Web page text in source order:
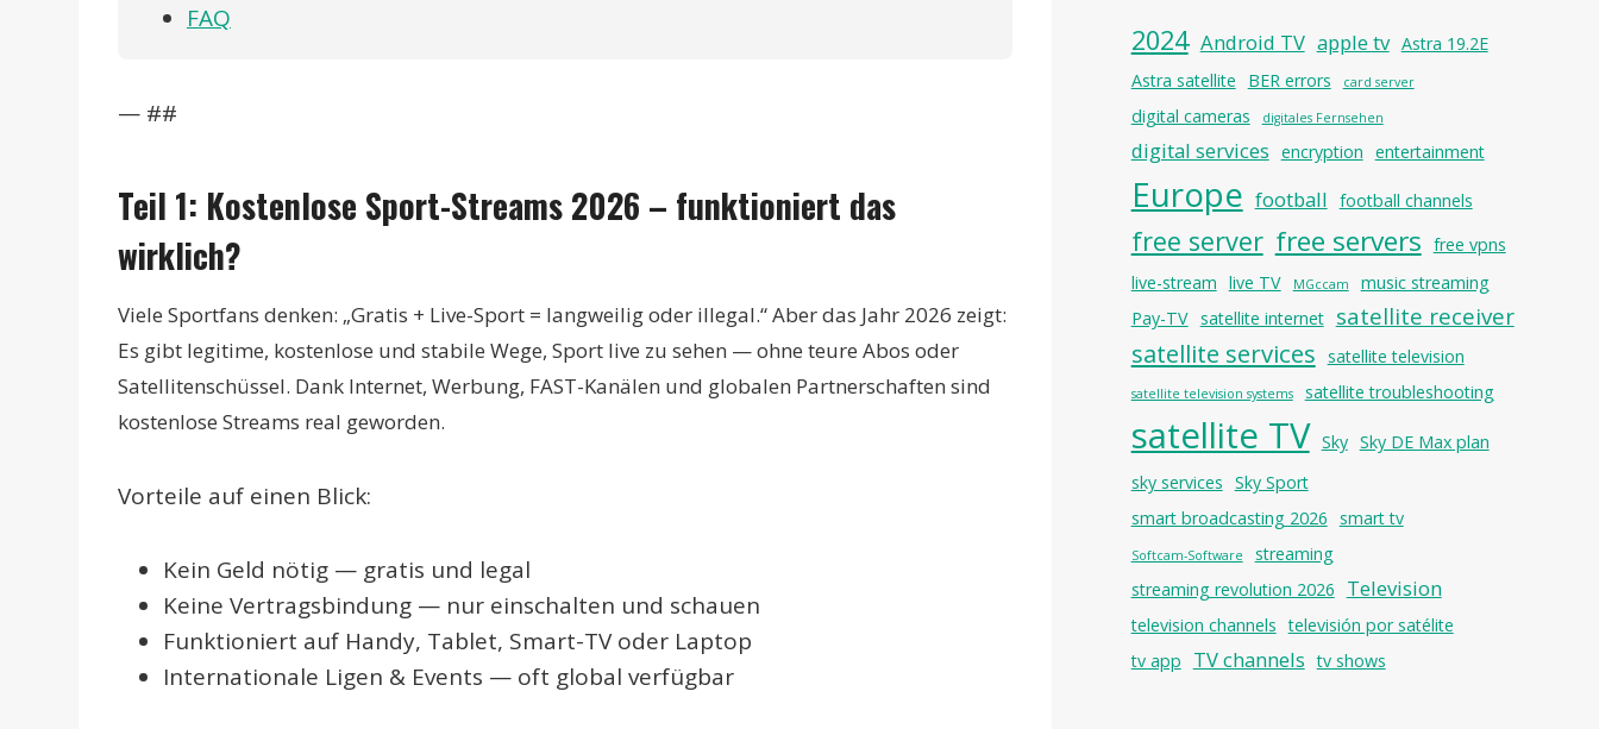
FAQ
— ##
Teil 1: Kostenlose Sport-Streams 2026 – funktioniert das
wirklich?
Viele Sportfans denken: „Gratis + Live-Sport = langweilig oder illegal.“ Aber das Jahr 2026 zeigt:
Es gibt legitime, kostenlose und stabile Wege, Sport live zu sehen — ohne teure Abos oder
Satellitenschüssel. Dank Internet, Werbung, FAST-Kanälen und globalen Partnerschaften sind
kostenlose Streams real geworden.
Vorteile auf einen Blick:
Kein Geld nötig — gratis und legal
Keine Vertragsbindung — nur einschalten und schauen
Funktioniert auf Handy, Tablet, Smart-TV oder Laptop
Internationale Ligen & Events — oft global verfügbar
2024 Android TV apple tv Astra 19.2E
Astra satellite
BER errors card server
digital cameras digitales Fernsehen
digital services encryption entertainment
Europe football football channels
free server free servers free vpns
live-stream live TV MGccam
music streaming
Pay-TV satellite internet satellite receiver
satellite services satellite television
satellite television systems satellite troubleshooting
satellite TV Sky Sky DE Max plan
sky services Sky Sport
smart broadcasting 2026 smart tv
Softcam-Software
streaming
streaming revolution 2026
Television
television channels televisión por satélite
tv app
TV channels tv shows